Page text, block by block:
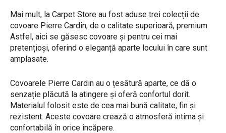
Mai mult, la Carpet Store au fost aduse trei colecții de
covoare Pierre Cardin, de o calitate superioară, premium.
Astfel, aici se găsesc covoare și pentru cei mai
pretențioși, oferind o eleganță aparte locului în care sunt
amplasate.
Covoarele Pierre Cardin au o țesătură aparte, ce dă o
senzație plăcută la atingere și oferă confortul dorit.
Materialul folosit este de cea mai bună calitate, fin și
rezistent. Aceste covoare crează o atmosferă intima și
confortabilă în orice încăpere.